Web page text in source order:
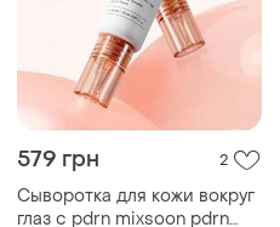
579 грн 2
Сыворотка для кожи вокруг
глаз с pdrn mixsoon pdrn